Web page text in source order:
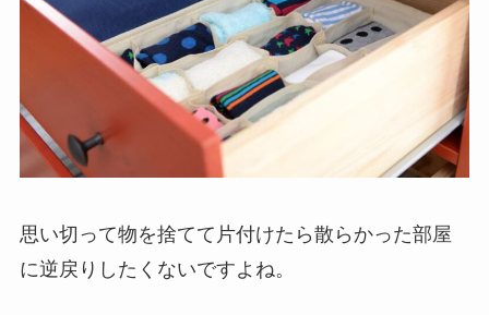
思い切って物を捨てて片付けたら散らかった部屋
に逆戻りしたくないですよね。